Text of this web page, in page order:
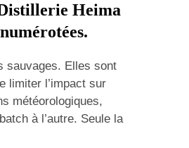
Heima
sauvages. Elles sont
limiter l’impact sur
météorologiques,
à l’autre. Seule la